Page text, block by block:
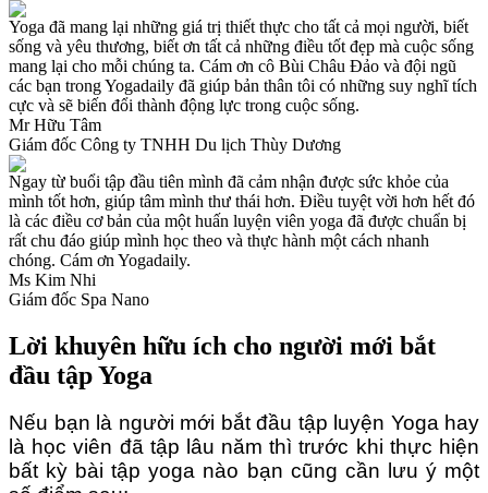
Yoga đã mang lại những giá trị thiết thực cho tất cả mọi người, biết
sống và yêu thương, biết ơn tất cả những điều tốt đẹp mà cuộc sống
mang lại cho mỗi chúng ta. Cám ơn cô Bùi Châu Đảo và đội ngũ
các bạn trong Yogadaily đã giúp bản thân tôi có những suy nghĩ tích
cực và sẽ biến đổi thành động lực trong cuộc sống.
Mr Hữu Tâm
Giám đốc Công ty TNHH Du lịch Thùy Dương
Ngay từ buổi tập đầu tiên mình đã cảm nhận được sức khỏe của
mình tốt hơn, giúp tâm mình thư thái hơn. Điều tuyệt vời hơn hết đó
là các điều cơ bản của một huấn luyện viên yoga đã được chuẩn bị
rất chu đáo giúp mình học theo và thực hành một cách nhanh
chóng. Cám ơn Yogadaily.
Ms Kim Nhi
Giám đốc Spa Nano
Lời khuyên hữu ích cho người mới bắt
đầu tập Yoga
Nếu bạn là người mới bắt đầu tập luyện Yoga hay
là học viên đã tập lâu năm thì trước khi thực hiện
bất kỳ bài tập yoga nào bạn cũng cần lưu ý một